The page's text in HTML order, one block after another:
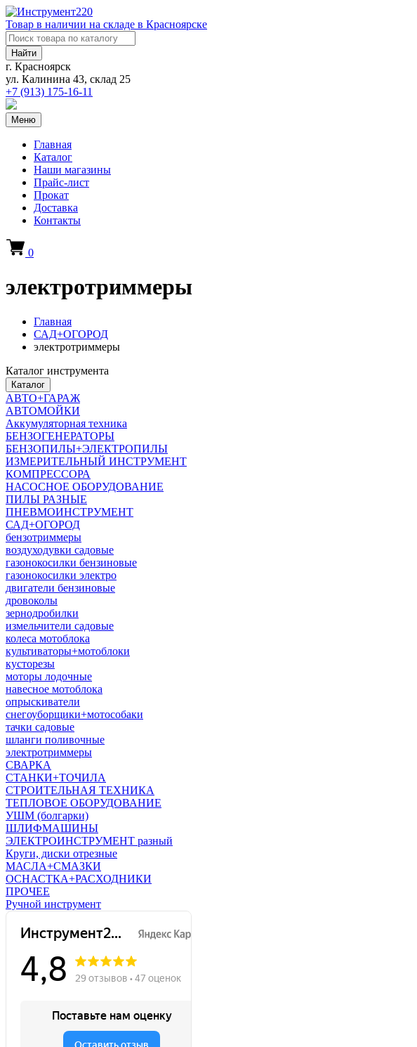
Товар в наличии на складе в Красноярске
Найти
г. Красноярск
ул. Калинина 43, склад 25
+7 (913) 175-16-11
Меню
Главная
Каталог
Наши магазины
Прайс-лист
Прокат
Доставка
Контакты
0
электротриммеры
Главная
САД+ОГОРОД
электротриммеры
Каталог инструмента
Каталог
АВТО+ГАРАЖ
АВТОМОЙКИ
Аккумуляторная техника
БЕНЗОГЕНЕРАТОРЫ
БЕНЗОПИЛЫ+ЭЛЕКТРОПИЛЫ
ИЗМЕРИТЕЛЬНЫЙ ИНСТРУМЕНТ
КОМПРЕССОРА
НАСОСНОЕ ОБОРУДОВАНИЕ
ПИЛЫ РАЗНЫЕ
ПНЕВМОИНСТРУМЕНТ
САД+ОГОРОД
бензотриммеры
воздуходувки садовые
газонокосилки бензиновые
газонокосилки электро
двигатели бензиновые
дровоколы
зернодробилки
измельчители садовые
колеса мотоблока
культиваторы+мотоблоки
кусторезы
моторы лодочные
навесное мотоблока
опрыскиватели
снегоуборщики+мотособаки
тачки садовые
шланги поливочные
электротриммеры
СВАРКА
СТАНКИ+ТОЧИЛА
СТРОИТЕЛЬНАЯ ТЕХНИКА
ТЕПЛОВОЕ ОБОРУДОВАНИЕ
УШМ (болгарки)
ШЛИФМАШИНЫ
ЭЛЕКТРОИНСТРУМЕНТ разный
Круги, диски отрезные
МАСЛА+СМАЗКИ
ОСНАСТКА+РАСХОДНИКИ
ПРОЧЕЕ
Ручной инструмент